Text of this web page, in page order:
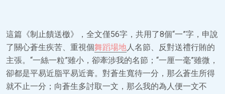
這篇《制止饋送檄》，全文僅56字，共用了8個“一”字，申說
了關心蒼生疾苦、重視個舞蹈場地人名節、反對送禮行賄的
主張。“一絲一粒”雖小，卻牽涉我的名節；“一厘一毫”雖微，
卻都是平易近脂平易近膏。對蒼生寬待一分，那么蒼生所得
就不止一分；向蒼生多討取一文，那么我的為人便一文不